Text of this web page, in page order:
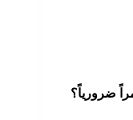
ضرورياً؟